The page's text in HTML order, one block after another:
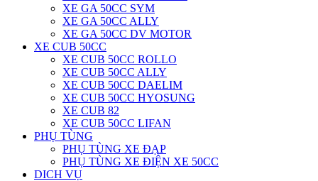
XE GA 50CC SYM
XE GA 50CC ALLY
XE GA 50CC DV MOTOR
XE CUB 50CC
XE CUB 50CC ROLLO
XE CUB 50CC ALLY
XE CUB 50CC DAELIM
XE CUB 50CC HYOSUNG
XE CUB 82
XE CUB 50CC LIFAN
PHỤ TÙNG
PHỤ TÙNG XE ĐẠP
PHỤ TÙNG XE ĐIỆN XE 50CC
DICH VỤ